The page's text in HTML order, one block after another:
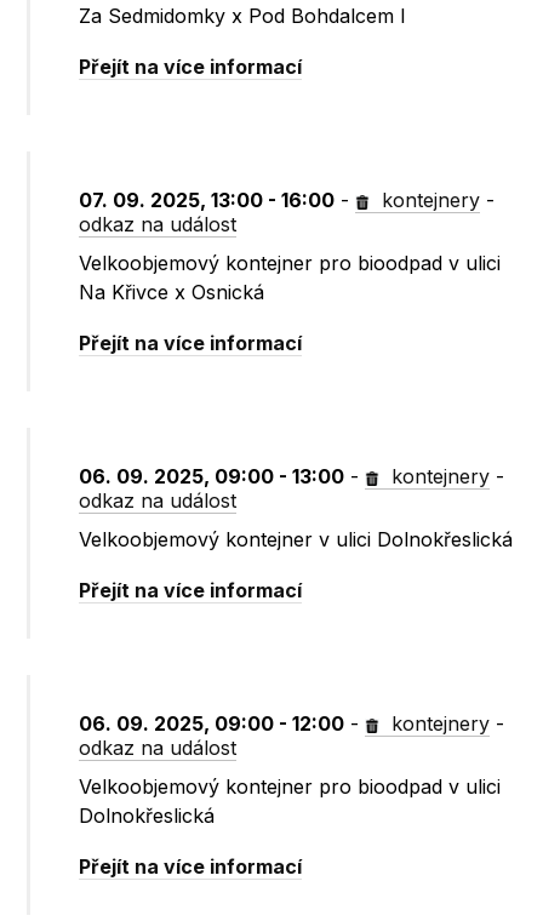
Za Sedmidomky x Pod Bohdalcem I
Přejít na více informací
07. 09. 2025, 13:00 - 16:00 - kontejnery -
odkaz na událost
Velkoobjemový kontejner pro bioodpad v ulici
Na Křivce x Osnická
Přejít na více informací
06. 09. 2025, 09:00 - 13:00 - kontejnery -
odkaz na událost
Velkoobjemový kontejner v ulici Dolnokřeslická
Přejít na více informací
06. 09. 2025, 09:00 - 12:00 - kontejnery -
odkaz na událost
Velkoobjemový kontejner pro bioodpad v ulici
Dolnokřeslická
Přejít na více informací